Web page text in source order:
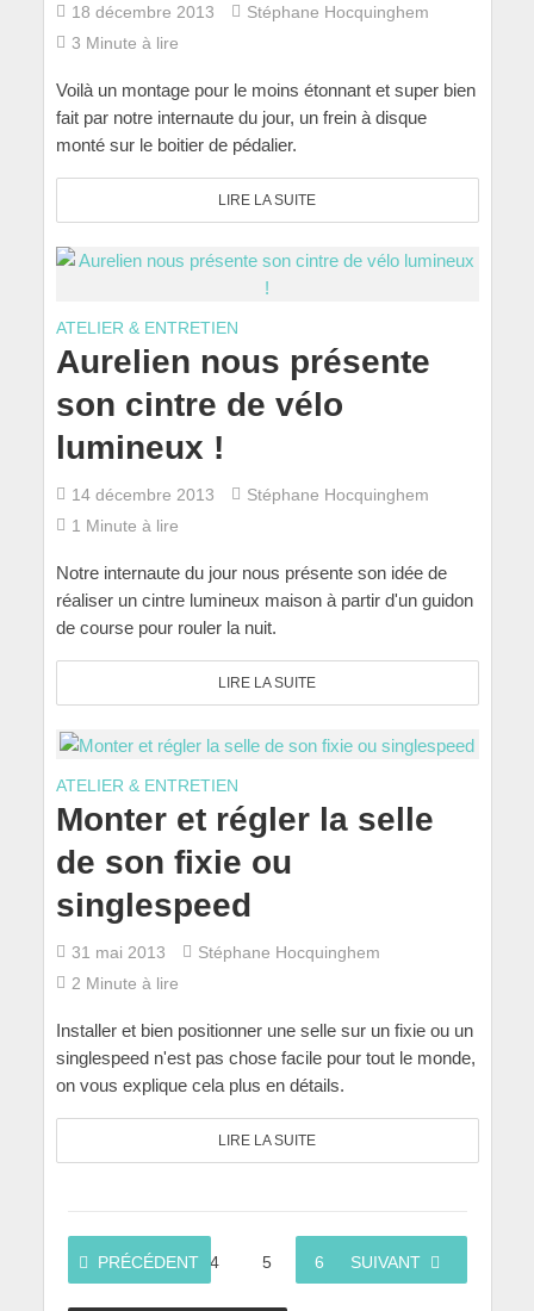
18 décembre 2013
Stéphane Hocquinghem
3 Minute à lire
Voilà un montage pour le moins étonnant et super bien
fait par notre internaute du jour, un frein à disque
monté sur le boitier de pédalier.
LIRE LA SUITE
ATELIER & ENTRETIEN
Aurelien nous présente
son cintre de vélo
lumineux !
14 décembre 2013
Stéphane Hocquinghem
1 Minute à lire
Notre internaute du jour nous présente son idée de
réaliser un cintre lumineux maison à partir d'un guidon
de course pour rouler la nuit.
LIRE LA SUITE
ATELIER & ENTRETIEN
Monter et régler la selle
de son fixie ou
singlespeed
31 mai 2013
Stéphane Hocquinghem
2 Minute à lire
Installer et bien positionner une selle sur un fixie ou un
singlespeed n'est pas chose facile pour tout le monde,
on vous explique cela plus en détails.
LIRE LA SUITE
PRÉCÉDENT
1 … 4 5 6 7 8
SUIVANT